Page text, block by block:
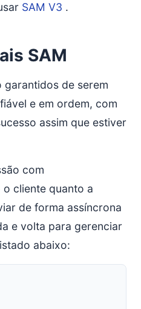
SAM V3 .
SAM
garantidos de serem
e em ordem, com
assim que estiver
com
o cliente quanto a
de forma assíncrona
e volta para gerenciar
abaixo: